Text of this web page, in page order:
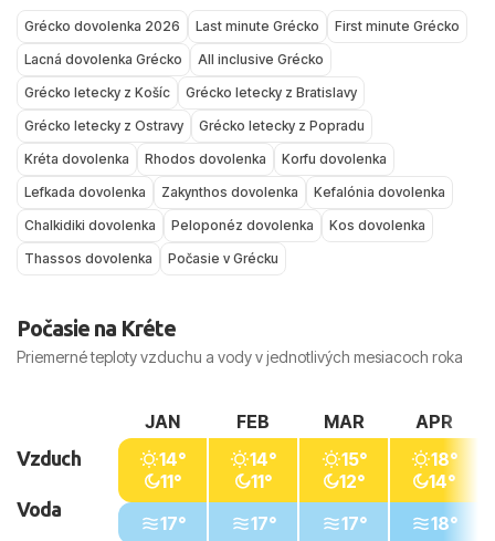
vyhýbať sa problematickým miestam v nočných
hodinách.
teplotu mora.
zájazdy a mestskú turistiku, napríklad Atény, než
na klasickú plážovú dovolenku.
na pobyt pri mori a all inclusive dovolenku.
September je pre mnohých najobľúbenejší –
teploty vzduchu sú o niečo miernejšie, more je
po lete výborne prehriate a pláže bývajú menej
preplnené.
Pri plánovaní dovolenky odporúčame pozrieť si
aj konkrétne „počasie Kréta“, „počasie Rhodos“
či „počasie Korfu“ podľa vybraného ostrova a
Grécko dovolenka 2026 Last minute Grécko
First minute Grécko
Lacná dovolenka Grécko
All inclusive Grécko
Grécko letecky z Košíc
Grécko letecky z Bratislavy
Grécko letecky z Ostravy
Grécko letecky z Popradu
Kréta dovolenka
Rhodos dovolenka
Korfu dovolenka
Lefkada dovolenka
Zakynthos dovolenka
Kefalónia dovolenka
Chalkidiki dovolenka
Peloponéz dovolenka
Kos dovolenka
Thassos dovolenka
Počasie v Grécku
Počasie na Kréte
Priemerné teploty vzduchu a vody v jednotlivých mesiacoch roka
Vzduch
Voda
JAN
14°
11°
17°
FEB
14°
11°
17°
MAR
15°
12°
17°
APR
18°
14°
18°